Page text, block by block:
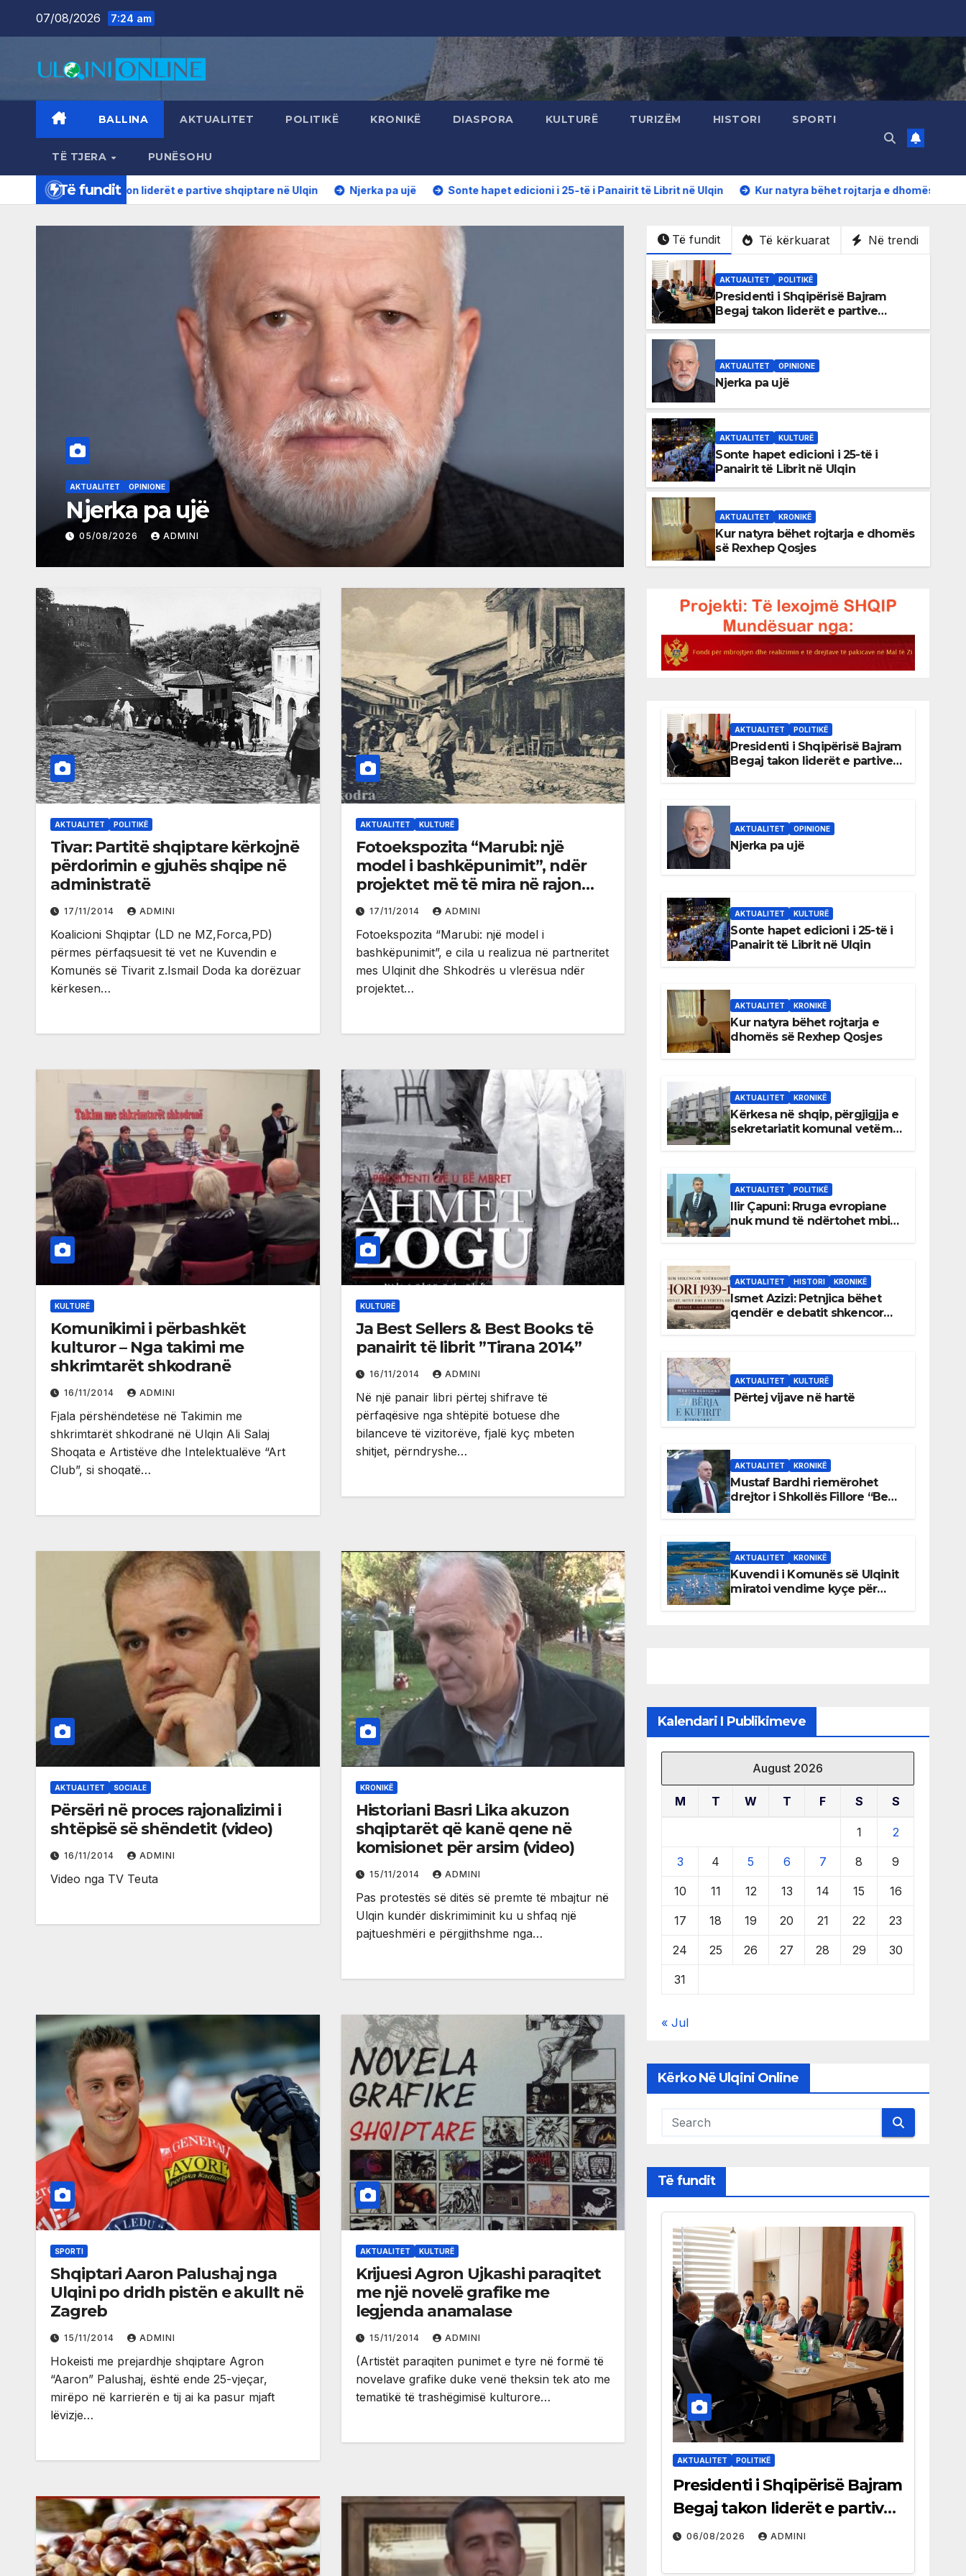
07/08/2026 7:24 am
BALLINA AKTUALITET POLITIKË KRONIKË DIASPORA KULTURË TURIZËM HISTORI SPORTI
TË TJERA PUNËSOHU
Të fundit
takon liderët e partive shqiptare në Ulqin Njerka pa ujë Sonte hapet edicioni i 25-të i Panairit të Librit në Ulqin Kur natyra bëhet rojtarja e dhomës së Rexhep Qosjes
AKTUALITET
Sonte hapet edicioni i 25-të i Panairit të Librit në
Ulqin
05/08/2026 ADMINI
AKTUALITET KRONIKË
Kur natyra bëhet rojtarja e
Qosjes
03/08/2026 ADMINI
Të fundit Të kërkuarat Në trendi
AKTUALITET POLITIKË
Presidenti i Shqipërisë Bajram
Begaj takon liderët e partive
AKTUALITET OPINIONE
Njerka pa ujë
AKTUALITET KULTURË
Sonte hapet edicioni i 25-të i
Panairit të Librit në Ulqin
AKTUALITET KRONIKË
Kur natyra bëhet rojtarja e dhomës
së Rexhep Qosjes
AKTUALITET POLITIKË
Tivar: Partitë shqiptare kërkojnë
përdorimin e gjuhës shqipe në
administratë
17/11/2014 ADMINI
Koalicioni Shqiptar (LD ne MZ,Forca,PD)
përmes përfaqsuesit të vet ne Kuvendin e
Komunës së Tivarit z.Ismail Doda ka dorëzuar
kërkesen…
AKTUALITET KULTURË
Fotoekspozita “Marubi: një
model i bashkëpunimit”, ndër
projektet më të mira në rajon
(video)
17/11/2014 ADMINI
Fotoekspozita “Marubi: një model i
bashkëpunimit”, e cila u realizua në partneritet
mes Ulqinit dhe Shkodrës u vlerësua ndër
projektet…
KULTURË
Komunikimi i përbashkët
kulturor – Nga takimi me
shkrimtarët shkodranë
16/11/2014 ADMINI
Fjala përshëndetëse në Takimin me
shkrimtarët shkodranë në Ulqin Ali Salaj
Shoqata e Artistëve dhe Intelektualëve “Art
Club”, si shoqatë…
KULTURË
Ja Best Sellers & Best Books të
panairit të librit ”Tirana 2014”
16/11/2014 ADMINI
Në një panair libri përtej shifrave të
përfaqësive nga shtëpitë botuese dhe
bilanceve të vizitorëve, fjalë kyç mbeten
shitjet, përndryshe…
AKTUALITET SOCIALE
Përsëri në proces rajonalizimi i
shtëpisë së shëndetit (video)
16/11/2014 ADMINI
Video nga TV Teuta
KRONIKË
Historiani Basri Lika akuzon
shqiptarët që kanë qene në
komisionet për arsim (video)
15/11/2014 ADMINI
Pas protestës së ditës së premte të mbajtur në
Ulqin kundër diskrimiminit ku u shfaq një
pajtueshmëri e përgjithshme nga…
SPORTI
Shqiptari Aaron Palushaj nga
Ulqini po dridh pistën e akullt në
Zagreb
15/11/2014 ADMINI
Hokeisti me prejardhje shqiptare Agron
“Aaron” Palushaj, është ende 25-vjeçar,
mirëpo në karrierën e tij ai ka pasur mjaft
lëvizje…
AKTUALITET KULTURË
Krijuesi Agron Ujkashi paraqitet
me një novelë grafike me
legjenda anamalase
15/11/2014 ADMINI
(Artistët paraqiten punimet e tyre në formë të
novelave grafike duke venë theksin tek ato me
tematikë të trashëgimisë kulturore…
AKTUALITET POLITIKË
Presidenti i Shqipërisë Bajram
Begaj takon liderët e partive
AKTUALITET OPINIONE
Njerka pa ujë
AKTUALITET KULTURË
Sonte hapet edicioni i 25-të i
Panairit të Librit në Ulqin
AKTUALITET KRONIKË
Kur natyra bëhet rojtarja e
dhomës së Rexhep Qosjes
AKTUALITET KRONIKË
Kërkesa në shqip, përgjigjja e
sekretariatit komunal vetëm
AKTUALITET POLITIKË
Ilir Çapuni: Rruga evropiane
nuk mund të ndërtohet mbi
AKTUALITET HISTORI KRONIKË
Ismet Azizi: Petnjica bëhet
qendër e debatit shkencor
AKTUALITET KULTURË
Përtej vijave në hartë
AKTUALITET KRONIKË
Mustaf Bardhi riemërohet
drejtor i Shkollës Fillore “Bedri
AKTUALITET KRONIKË
Kuvendi i Komunës së Ulqinit
miratoi vendime kyçe për
Kalendari I Publikimeve
August 2026
M T W T F S S
1 2
3 4 5 6 7 8 9
10 11 12 13 14 15 16
17 18 19 20 21 22 23
24 25 26 27 28 29 30
31
« Jul
Kërko Në Ulqini Online
Të fundit
AKTUALITET POLITIKË
Presidenti i Shqipërisë Bajram
Begaj takon liderët e partive
shqiptare në Ulqin
06/08/2026 ADMINI